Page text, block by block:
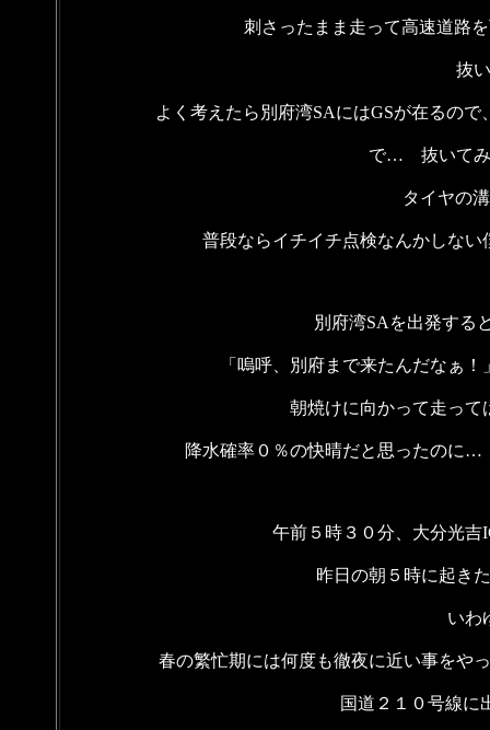
刺さったまま走って高速道路
抜
よく考えたら別府湾SAにはGSが在るの
で… 抜いてみ
タイヤの
普段ならイチイチ点検なんかしな
別府湾SAを出発する
「嗚呼、別府まで来たんだなぁ
朝焼けに向かって走って
降水確率０％の快晴だと思ったのに
午前５時３０分、大分光
昨日の朝５時に起き
いわ
春の繁忙期には何度も徹夜に近い事をや
国道２１０号線に